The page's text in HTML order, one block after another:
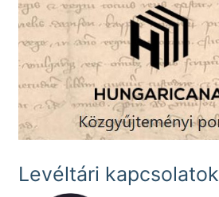
Levéltári kapcsolatok